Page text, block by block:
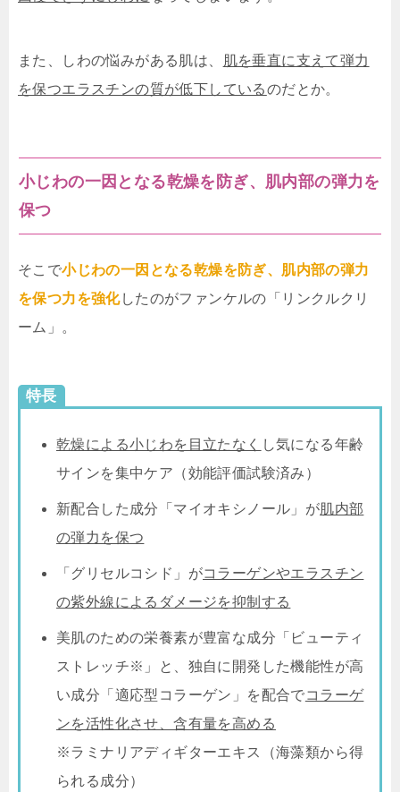
また、しわの悩みがある肌は、
肌を垂直に支えて弾力
を保つエラスチンの質が低下しているのだとか。
小じわの一因となる乾燥を防ぎ、肌内部の弾力を
保つ
そこで小じわの一因となる乾燥を防ぎ、肌内部の弾力
を保つ力を強化したのがファンケルの「リンクルクリ
ーム」。
特長
乾燥による小じわを目立たなく し気になる年齢
サインを集中ケア（効能評価試験済み）
新配合した成分「マイオキシノール」が肌内部
の弾力を保つ
「グリセルコシド」がコラーゲンやエラスチン
の紫外線によるダメージを抑制する
美肌のための栄養素が豊富な成分「ビューティ
ストレッチ※」と、独自に開発した機能性が高
い成分「適応型コラーゲン」を配合でコラーゲ
ンを活性化させ、含有量を高める
※ラミナリアディギターエキス（海藻類から得
られる成分）